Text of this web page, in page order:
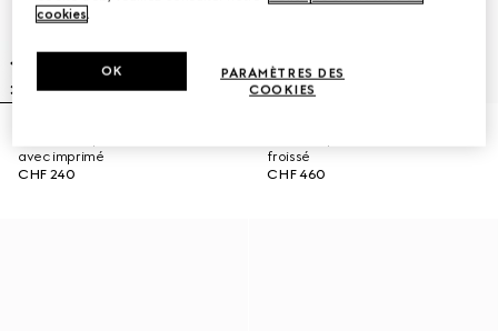
avec imprimé
CHF 240
froissé
CHF 460
cookies.
PARAMÈTRES DES
COOKIES
OK